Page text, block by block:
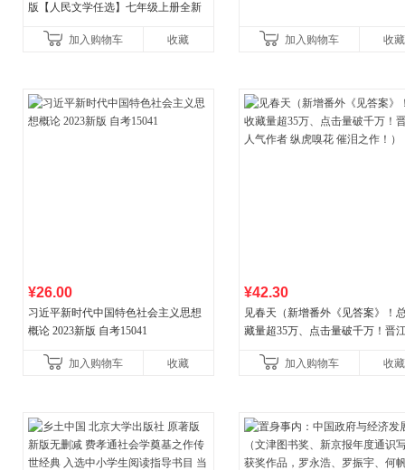
版【人民文学任选】七年级上册全新
中名著语文书目初一课外阅
加入购物车 收藏 加入购物车 收藏
¥26.00
习近平新时代中国特色社会主义思想
概论 2023新版 自考15041
加入购物车 收藏
¥42.30
见春天（新增番外《见答案》！
藏量超35万、点击量破千万！晋
加入购物车
收藏